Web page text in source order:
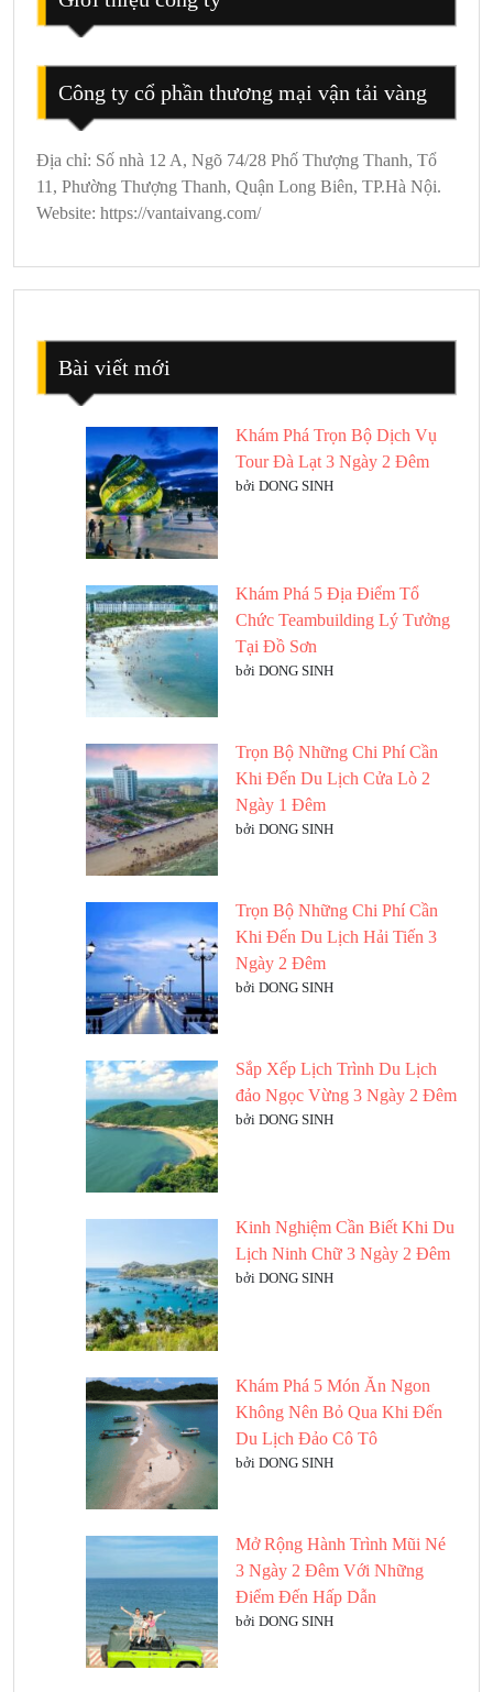
Công ty cổ phần thương mại vận tải vàng
Địa chỉ: Số nhà 12 A, Ngõ 74/28 Phố Thượng Thanh, Tổ
11, Phường Thượng Thanh, Quận Long Biên, TP.Hà Nội.
Website: https://vantaivang.com/
Bài viết mới
Khám Phá Trọn Bộ Dịch Vụ
Tour Đà Lạt 3 Ngày 2 Đêm
bởi DONG SINH
Khám Phá 5 Địa Điểm Tổ
Chức Teambuilding Lý Tưởng
Tại Đồ Sơn
bởi DONG SINH
Trọn Bộ Những Chi Phí Cần
Khi Đến Du Lịch Cửa Lò 2
Ngày 1 Đêm
bởi DONG SINH
Trọn Bộ Những Chi Phí Cần
Khi Đến Du Lịch Hải Tiến 3
Ngày 2 Đêm
bởi DONG SINH
Sắp Xếp Lịch Trình Du Lịch
đảo Ngọc Vừng 3 Ngày 2 Đêm
bởi DONG SINH
Kinh Nghiệm Cần Biết Khi Du
Lịch Ninh Chữ 3 Ngày 2 Đêm
bởi DONG SINH
Khám Phá 5 Món Ăn Ngon
Không Nên Bỏ Qua Khi Đến
Du Lịch Đảo Cô Tô
bởi DONG SINH
Mở Rộng Hành Trình Mũi Né
3 Ngày 2 Đêm Với Những
Điểm Đến Hấp Dẫn
bởi DONG SINH